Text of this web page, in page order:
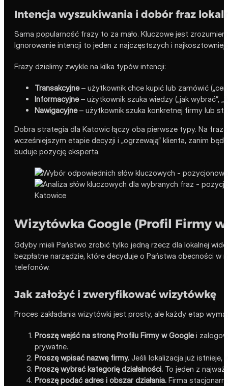
Intencja wyszukiwania i dobór fraz
Sama popularność frazy to za mało. Kluczowe jest
Ignorowanie intencji to jeden z najczęstszych i
Frazy dzielimy zwykle na kilka typów intencji:
Transakcyjne– użytkownik chce kupić lub zamówić
Informacyjne– użytkownik szuka wiedzy („jak wybrać”,
Nawigacyjne– użytkownik szuka konkretnej firmy lub
Dobra strategia dla Katowic łączy oba pierwsze typy. Na
wcześniejszym etapie decyzji i „ogrzewają” klienta, zanim
buduje pozycję eksperta.
Wizytówka Google (Profil Firmy
Gdyby mieli Państwo zrobić tylko jedną rzecz dla lokalnej
bezpłatne narzędzie, które decyduje o Państwa obecności w
telefonów.
Jak założyć i zweryfikować wizytówkę
Proces zakładania wizytówki jest prosty, ale każdy etap
Proszę wejść na stronę Profilu Firmy w Googlei
prywatne.
Proszę wpisać nazwę firmy. Jeśli lokalizacja już istnieje,
Proszę wybrać kategorię działalności. To jeden z
Proszę podać adres i obszar działania. Firma